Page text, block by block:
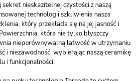
nieskazitelnej czystości z naszą
technologii szkliwienia nasza
który przekłada się na jej jasność i
która nie tylko błyszczy
nieporównywalną łatwość w utrzymaniu
i niezawodność, wybierając naszą ceramikę
i funkcjonalności.